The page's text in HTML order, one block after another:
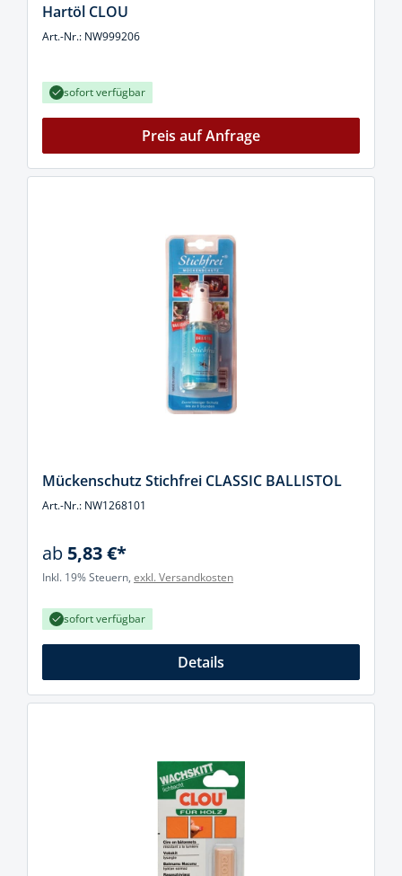
Hartöl CLOU
Art.-Nr.: NW999206
sofort verfügbar
Preis auf Anfrage
Mückenschutz Stichfrei CLASSIC BALLISTOL
Art.-Nr.: NW1268101
ab 5,83 €*
Inkl. 19% Steuern, exkl. Versandkosten
sofort verfügbar
Details